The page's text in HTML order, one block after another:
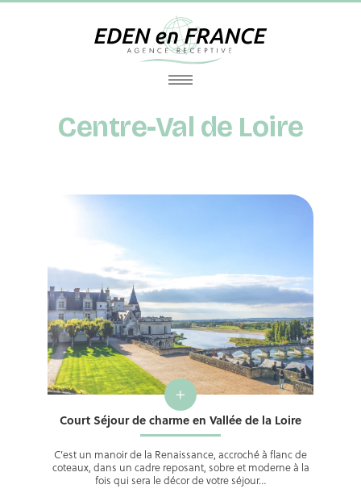
Centre-Val de Loire
+
Court Séjour de charme en Vallée de la Loire
C’est un manoir de la Renaissance, accroché à flanc de
coteaux, dans un cadre reposant, sobre et moderne à la
fois qui sera le décor de votre séjour…